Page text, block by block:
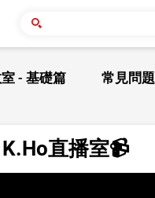
- 基礎篇 常見問題
直播室📹